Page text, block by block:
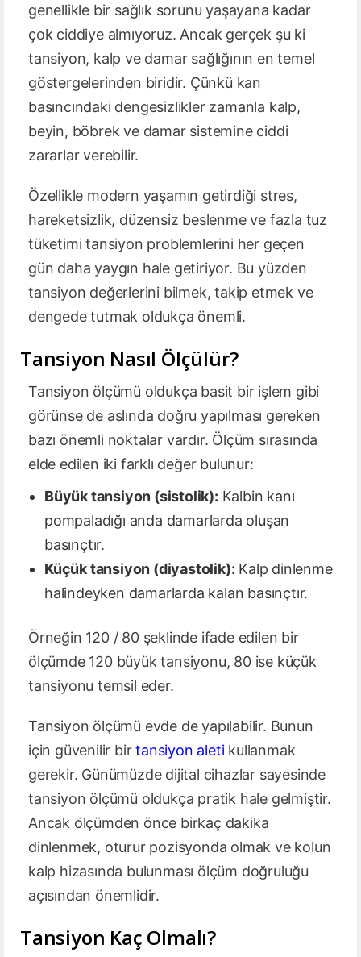
genellikle bir sağlık sorunu yaşayana kadar
çok ciddiye almıyoruz. Ancak gerçek şu ki
tansiyon, kalp ve damar sağlığının en temel
göstergelerinden biridir. Çünkü kan
basıncındaki dengesizlikler zamanla kalp,
beyin, böbrek ve damar sistemine ciddi
zararlar verebilir.
Özellikle modern yaşamın getirdiği stres,
hareketsizlik, düzensiz beslenme ve fazla tuz
tüketimi tansiyon problemlerini her geçen
gün daha yaygın hale getiriyor. Bu yüzden
tansiyon değerlerini bilmek, takip etmek ve
dengede tutmak oldukça önemli.
Tansiyon Nasıl Ölçülür?
Tansiyon ölçümü oldukça basit bir işlem gibi
görünse de aslında doğru yapılması gereken
bazı önemli noktalar vardır. Ölçüm sırasında
elde edilen iki farklı değer bulunur:
Büyük tansiyon (sistolik): Kalbin kanı
pompaladığı anda damarlarda oluşan
basınçtır.
Küçük tansiyon (diyastolik): Kalp dinlenme
halindeyken damarlarda kalan basınçtır.
Örneğin 120 / 80 şeklinde ifade edilen bir
ölçümde 120 büyük tansiyonu, 80 ise küçük
tansiyonu temsil eder.
Tansiyon ölçümü evde de yapılabilir. Bunun
için güvenilir birtansiyon aletikullanmak
gerekir. Günümüzde dijital cihazlar sayesinde
tansiyon ölçümü oldukça pratik hale gelmiştir.
Ancak ölçümden önce birkaç dakika
dinlenmek, oturur pozisyonda olmak ve kolun
kalp hizasında bulunması ölçüm doğruluğu
açısından önemlidir.
Tansiyon Kaç Olmalı?